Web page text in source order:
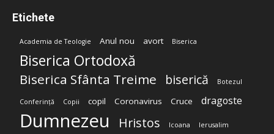
Etichete
Academia de Teologie Anul nou avort Biserica
Biserica Ortodoxă
Biserica Sfânta Treime biserică Botezul
Conferință Copii copil Coronavirus Cruce dragoste
Dumnezeu Hristos Icoana Ierusalim